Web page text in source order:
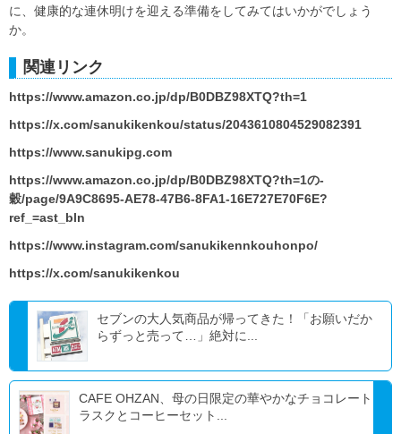
に、健康的な連休明けを迎える準備をしてみてはいかがでしょう
か。
関連リンク
https://www.amazon.co.jp/dp/B0DBZ98XTQ?th=1
https://x.com/sanukikenkou/status/2043610804529082391
https://www.sanukipg.com
https://www.amazon.co.jp/dp/B0DBZ98XTQ?th=1の-
穀/page/9A9C8695-AE78-47B6-8FA1-16E727E70F6E?
ref_=ast_bln
https://www.instagram.com/sanukikennkouhonpo/
https://x.com/sanukikenkou
セブンの大人気商品が帰ってきた！「お願いだか
らずっと売って…」絶対に...
CAFE OHZAN、母の日限定の華やかなチョコレート
ラスクとコーヒーセット...